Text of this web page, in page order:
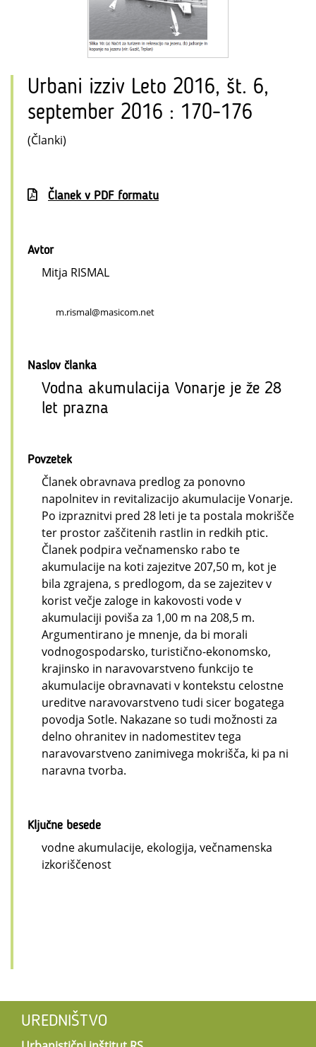
Urbani izziv Leto 2016, št. 6,
september 2016 : 170-176
(Članki)
Članek v PDF formatu
Avtor
Mitja RISMAL
m.rismal@masicom.net
Naslov članka
Vodna akumulacija Vonarje je že 28
let prazna
Povzetek
Članek obravnava predlog za ponovno
napolnitev in revitalizacijo akumulacije Vonarje.
Po izpraznitvi pred 28 leti je ta postala mokrišče
ter prostor zaščitenih rastlin in redkih ptic.
Članek podpira večnamensko rabo te
akumulacije na koti zajezitve 207,50 m, kot je
bila zgrajena, s predlogom, da se zajezitev v
korist večje zaloge in kakovosti vode v
akumulaciji poviša za 1,00 m na 208,5 m.
Argumentirano je mnenje, da bi morali
vodnogospodarsko, turistično-ekonomsko,
krajinsko in naravovarstveno funkcijo te
akumulacije obravnavati v kontekstu celostne
ureditve naravovarstveno tudi sicer bogatega
povodja Sotle. Nakazane so tudi možnosti za
delno ohranitev in nadomestitev tega
naravovarstveno zanimivega mokrišča, ki pa ni
naravna tvorba.
Ključne besede
vodne akumulacije, ekologija, večnamenska
izkoriščenost
UREDNIŠTVO